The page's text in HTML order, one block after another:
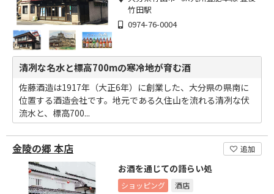
竹田駅
0974-76-0004
清冽な名水と標高700mの寒冷地が育む酒
佐藤酒造は1917年（大正6年）に創業した、大分県の県南に
位置する酒造会社です。地元である久住山を流れる清冽な伏
流水と、標高700...
金陵の郷 本店 追加
お酒を通じての語らい処
ショッピング 酒店